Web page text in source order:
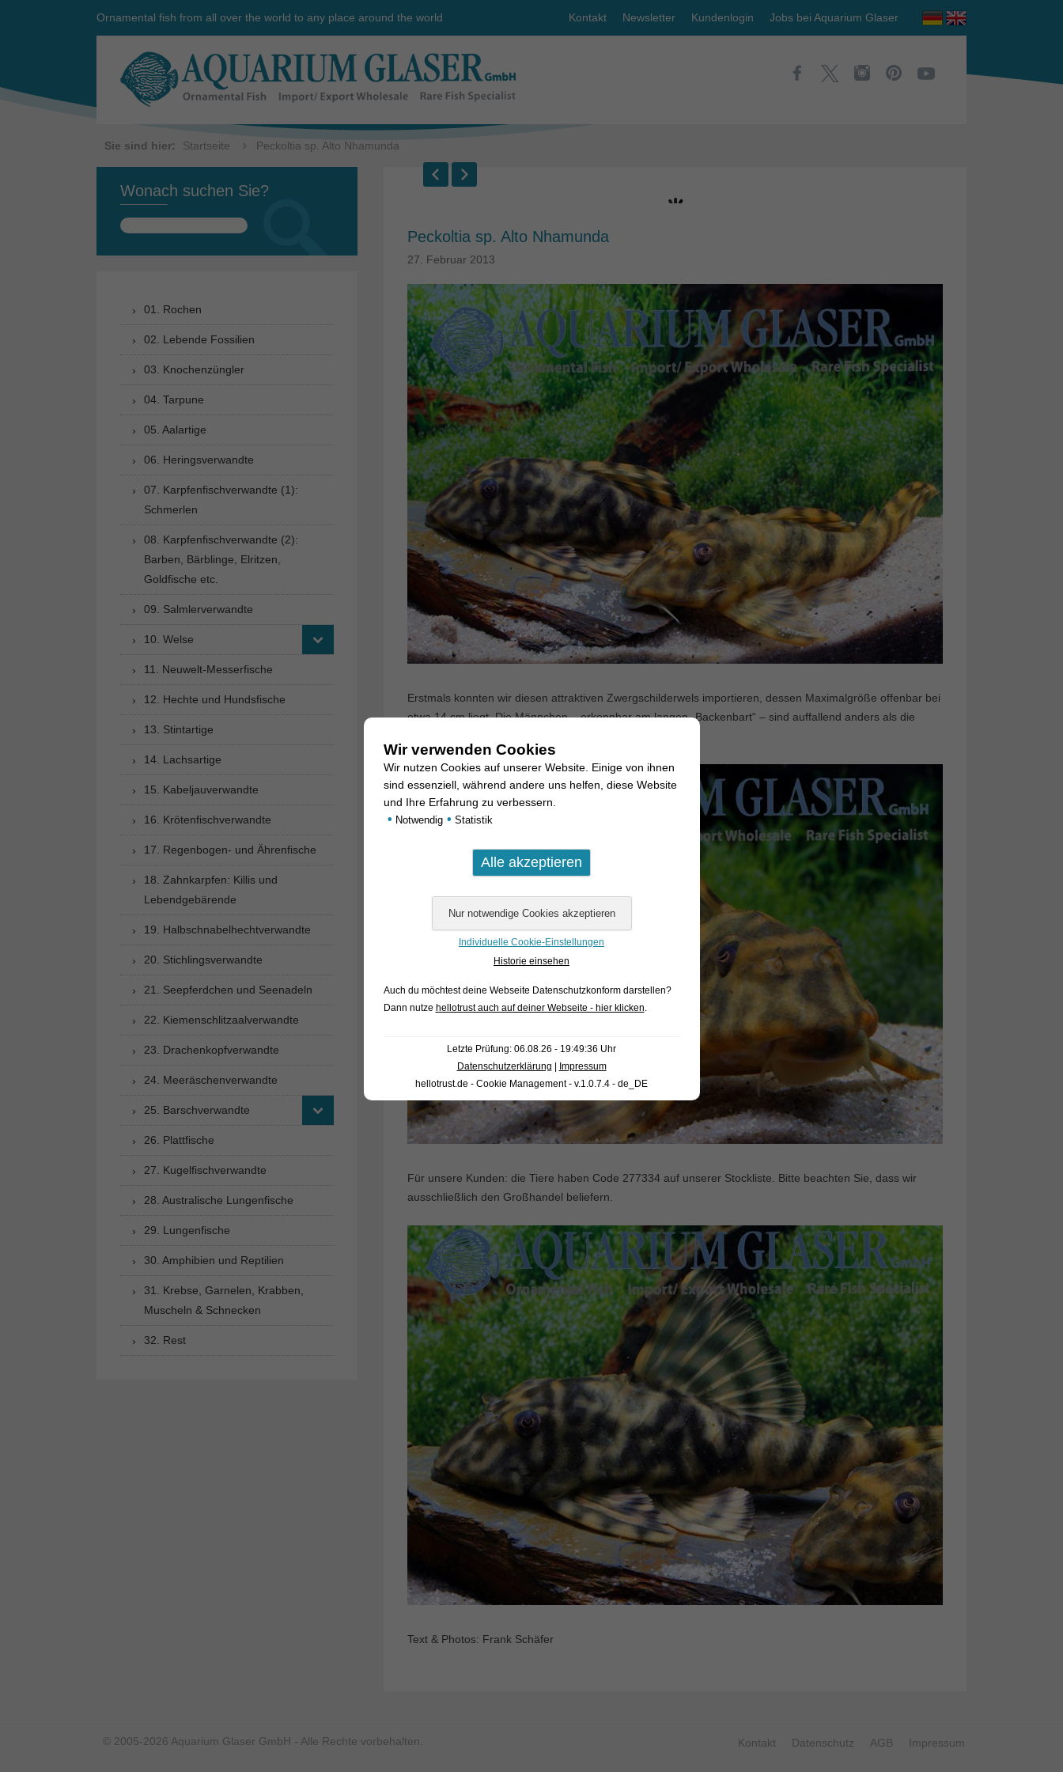
Ornamental fish from all over the world to any place around the world Kontakt Newsletter Kundenlogin Jobs bei Aquarium Glaser
Sie sind hier: Startseite Peckoltia sp. Alto Nhamunda
Peckoltia sp. Alto Nhamunda
27. Februar 2013
Erstmals konnten wir diesen attraktiven Zwergschilderwels importieren, dessen Maximalgröße offenbar bei
etwa 14 cm liegt. Die Männchen – erkennbar am langen „Backenbart“ – sind auffallend anders als die
Für unsere Kunden: die Tiere haben Code 277334 auf unserer Stockliste. Bitte beachten Sie, dass wir
ausschließlich den Großhandel beliefern.
Text & Photos: Frank Schäfer
Wonach suchen Sie?
Suchen
01. Rochen
02. Lebende Fossilien
03. Knochenzüngler
04. Tarpune
05. Aalartige
06. Heringsverwandte
07. Karpfenfischverwandte (1):
Schmerlen
08. Karpfenfischverwandte (2):
Barben, Bärblinge, Elritzen,
Goldfische etc.
09. Salmlerverwandte
10. Welse
11. Neuwelt-Messerfische
12. Hechte und Hundsfische
13. Stintartige
14. Lachsartige
15. Kabeljauverwandte
16. Krötenfischverwandte
17. Regenbogen- und Ährenfische
18. Zahnkarpfen: Killis und
Lebendgebärende
19. Halbschnabelhechtverwandte
20. Stichlingsverwandte
21. Seepferdchen und Seenadeln
22. Kiemenschlitzaalverwandte
23. Drachenkopfverwandte
24. Meeräschenverwandte
25. Barschverwandte
26. Plattfische
27. Kugelfischverwandte
28. Australische Lungenfische
29. Lungenfische
30. Amphibien und Reptilien
31. Krebse, Garnelen, Krabben,
Muscheln & Schnecken
32. Rest
© 2005-2026 Aquarium Glaser GmbH - Alle Rechte vorbehalten. Kontakt Datenschutz AGB Impressum
Wir verwenden Cookies
Wir nutzen Cookies auf unserer Website. Einige von ihnen
sind essenziell, während andere uns helfen, diese Website
und Ihre Erfahrung zu verbessern.
• Notwendig • Statistik
Individuelle Cookie-Einstellungen
Historie einsehen
Auch du möchtest deine Webseite Datenschutzkonform darstellen?
Dann nutze hellotrust auch auf deiner Webseite - hier klicken
Letzte Prüfung: 06.08.26 - 19:49:36 Uhr
Datenschutzerklärung | Impressum
hellotrust.de - Cookie Management - v.1.0.7.4 - de_DE